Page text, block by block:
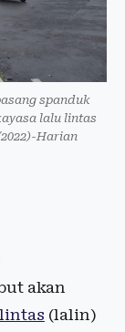
spanduk
lalu lintas
Harian
akan
(lalin)